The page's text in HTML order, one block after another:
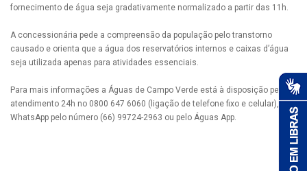
fornecimento de água seja gradativamente normalizado a partir das 11h.
A concessionária pede a compreensão da população pelo transtorno
causado e orienta que a água dos reservatórios internos e caixas d’água
seja utilizada apenas para atividades essenciais.
Para mais informações a Águas de Campo Verde está à disposição pelo
atendimento 24h no 0800 647 6060 (ligação de telefone fixo e celular), via
WhatsApp pelo número (66) 99724-2963 ou pelo Águas App.